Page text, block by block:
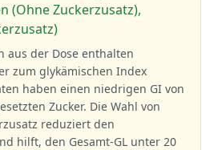
(Ohne Zuckerzusatz),
aus der Dose enthalten
zum glykämischen Index
haben einen niedrigen GI von
Zucker. Die Wahl von
reduziert den
hilft, den Gesamt-GL unter 20